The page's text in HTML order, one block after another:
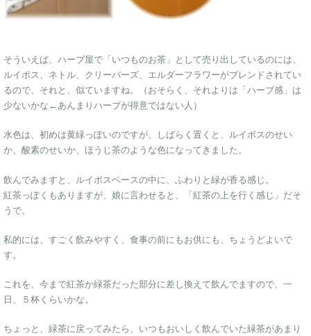
そういえば、ハーブ屋で「いつものお茶」として売り出しているのには、
ルイボス、ネトル、クリーバーズ、エルダーフラワーがブレンドされてい
るので、それと、似ていますね。（おそらく、それよりは「ハーブ感」は
少ないかな←あんまりハーブが得意ではない人）
水色は、初めは黄緑っぽいのですが、しばらく置くと、ルイボスのせい
か、酸素のせいか、ほうじ茶のような色になってきました。
飲んでみますと、ルイボスベースの中に、ふわりと緑が香る感じ。
紅茶っぽくもありますが、娘に言わせると、「紅茶の上を行く感じ」だそ
うで。
私的には、すごく飲みやすく、食事の前にもお供にも、ちょうどよいで
す。
これを、今まで紅茶か緑茶だった部分に差し換えて飲んでますので、一
日、５杯くらいかな。
ちょっと、緑茶に戻ってみたら、いつもおいしく飲んでいた緑茶があまり